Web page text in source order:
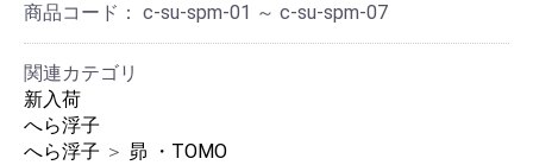
商品コード： c-su-spm-01 ～ c-su-spm-07
関連カテゴリ
新入荷
へら浮子
へら浮子 ＞ 昴 ・TOMO